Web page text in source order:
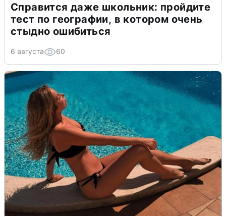
Справится даже школьник: пройдите
тест по географии, в котором очень
стыдно ошибиться
6 августа 60